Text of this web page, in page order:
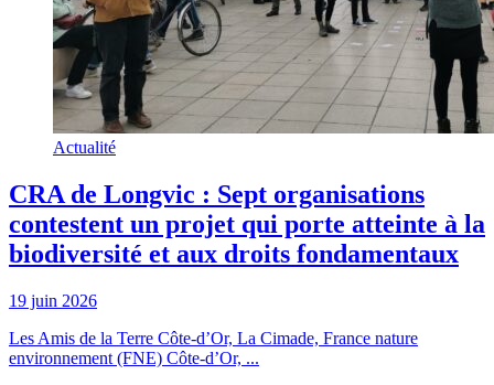
Actualité
CRA de Longvic : Sept organisations
contestent un projet qui porte atteinte à la
biodiversité et aux droits fondamentaux
19 juin 2026
Les Amis de la Terre Côte-d’Or, La Cimade, France nature
environnement (FNE) Côte-d’Or, ...